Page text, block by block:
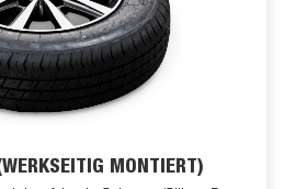
MONTIERT)